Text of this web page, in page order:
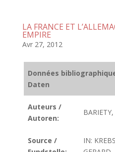
LA FRANCE ET
EMPIRE
Avr 27, 2012
Données
Daten
Auteurs /
Autoren:
BARIETY,
Source /
IN: